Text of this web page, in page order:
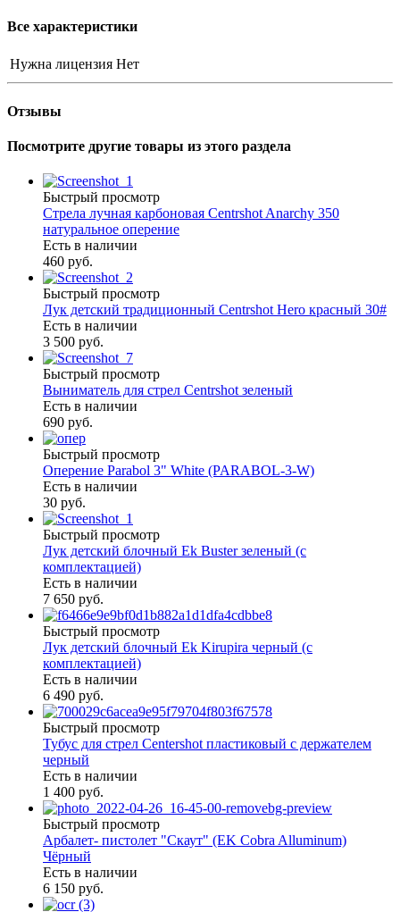
Все характеристики
Нужна лицензия Нет
Отзывы
Посмотрите другие товары из этого раздела
Быстрый просмотр
Стрела лучная карбоновая Centrshot Anarchy 350
натуральное оперение
Есть в наличии
460 руб.
Быстрый просмотр
Лук детский традиционный Centrshot Hero красный 30#
Есть в наличии
3 500 руб.
Быстрый просмотр
Выниматель для стрел Centrshot зеленый
Есть в наличии
690 руб.
Быстрый просмотр
Оперение Parabol 3" White (PARABOL-3-W)
Есть в наличии
30 руб.
Быстрый просмотр
Лук детский блочный Ek Buster зеленый (с
комплектацией)
Есть в наличии
7 650 руб.
Быстрый просмотр
Лук детский блочный Ek Kirupira черный (с
комплектацией)
Есть в наличии
6 490 руб.
Быстрый просмотр
Тубус для стрел Centershot пластиковый с держателем
черный
Есть в наличии
1 400 руб.
Быстрый просмотр
Арбалет- пистолет "Скаут" (EK Cobra Alluminum)
Чёрный
Есть в наличии
6 150 руб.